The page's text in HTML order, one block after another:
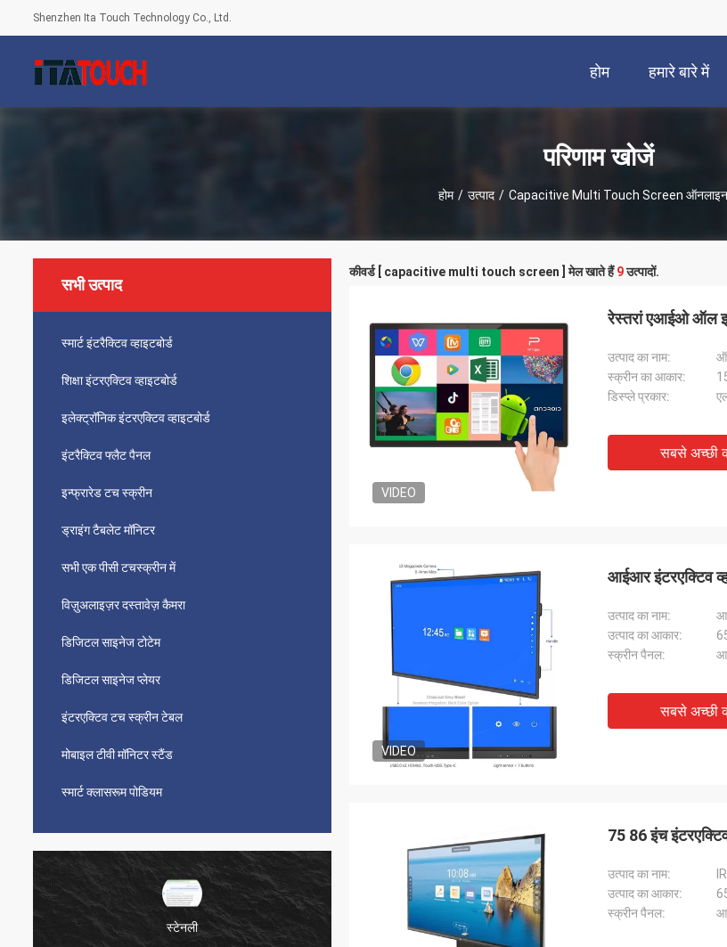
Shenzhen Ita Touch Technology Co., Ltd.
होम हमारे बारे में
परिणाम खोजें
होम / उत्पाद / Capacitive Multi Touch Screen ऑनलाइन
सभी उत्पाद
स्मार्ट इंटरैक्टिव व्हाइटबोर्ड
शिक्षा इंटरएक्टिव व्हाइटबोर्ड
इलेक्ट्रॉनिक इंटरएक्टिव व्हाइटबोर्ड
इंटरैक्टिव फ्लैट पैनल
इन्फ्रारेड टच स्क्रीन
ड्राइंग टैबलेट मॉनिटर
सभी एक पीसी टचस्क्रीन में
विज़ुअलाइज़र दस्तावेज़ कैमरा
डिजिटल साइनेज टोटेम
डिजिटल साइनेज प्लेयर
इंटरएक्टिव टच स्क्रीन टेबल
मोबाइल टीवी मॉनिटर स्टैंड
स्मार्ट क्लासरूम पोडियम
स्टेनली
कीवर्ड [ capacitive multi touch screen ] मेल खाते हैं9उत्पादों.
VIDEO
रेस्तरां एआईओ ऑल इन
उत्पाद का नाम:
स्क्रीन का आकार:
डिस्प्ले प्रकार:
सबसे अच्छी
VIDEO
आईआर इंटरएक्टिव
उत्पाद का नाम:
उत्पाद का आकार:
स्क्रीन पैनल:
सबसे अच्छी
75 86 इंच
उत्पाद का नाम:
उत्पाद का आकार:
स्क्रीन पैनल: